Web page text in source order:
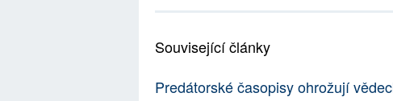
Související články
Predátorské časopisy ohrožují